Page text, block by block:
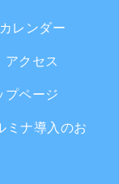
レンダー
アクセス
プページ
ナ導入のお